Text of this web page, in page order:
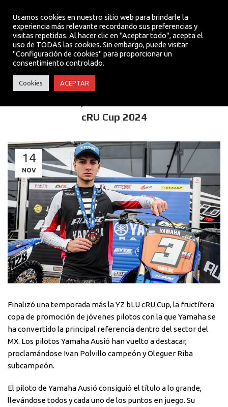
MENU
cRU Cup 2024
14
NOV
Finalizó una temporada más la YZ bLU cRU Cup, la fructífera
copa de promoción de jóvenes pilotos con la que Yamaha se
ha convertido la principal referencia dentro del sector del
MX. Los pilotos Yamaha Ausió han vuelto a destacar,
proclamándose Ivan Polvillo campeón y Oleguer Riba
subcampeón.
El piloto de Yamaha Ausió consiguió el título a lo grande,
llevándose todos y cada uno de los puntos en juego. Su
Usamos cookies en nuestro sitio web para brindarle la
experiencia más relevante recordando sus preferencias y
visitas repetidas. Al hacer clic en "Aceptar todo", acepta el
uso de TODAS las cookies. Sin embargo, puede visitar
"Configuración de cookies" para proporcionar un
consentimiento controlado.
Cookies ACEPTAR